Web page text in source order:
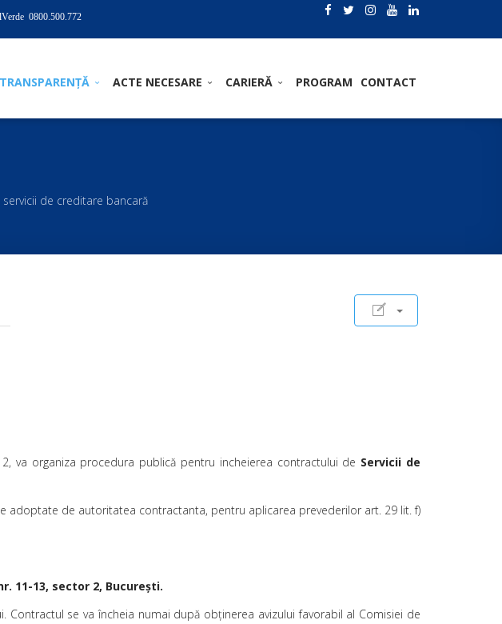
0800.500.772
TRANSPARENȚĂ ACTE NECESARE CARIERĂ PROGRAM CONTACT
de creditare bancară
va organiza procedura publică pentru incheierea contractului de Servicii de
de autoritatea contractanta, pentru aplicarea prevederilor art. 29 lit. f)
11-13, sector 2, Bucureşti.
se va încheia numai după obţinerea avizului favorabil al Comisiei de